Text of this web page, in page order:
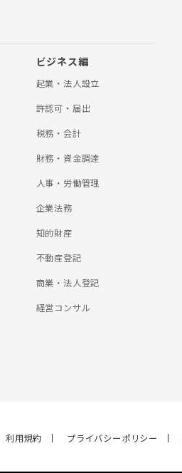
す。 【保有資格等】 司法
一社）日本財産管理協会
）リーガルサポート 会員
ビジネス編
起業・法人設立
許認可・届出
税務・会計
財務・資金調達
人事・労働管理
企業法務
知的財産
不動産登記
商業・法人登記
経営コンサル
利用規約 プライバシーポリシー